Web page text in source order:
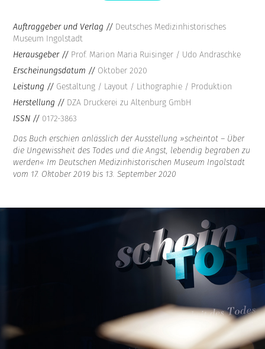
Auftraggeber und Verlag // Deutsches Medizinhistorisches
Museum Ingolstadt
Herausgeber // Prof. Marion Maria Ruisinger / Udo Andraschke
Erscheinungsdatum // Oktober 2020
Leistung // Gestaltung / Layout / Lithographie / Produktion
Herstellung // DZA Druckerei zu Altenburg GmbH
ISSN // 0172-3863
Das Buch erschien anlässlich der Ausstellung »scheintot – Über
die Ungewissheit des Todes und die Angst, lebendig begraben zu
werden« Im Deutschen Medizinhistorischen Museum Ingolstadt
vom 17. Oktober 2019 bis 13. September 2020